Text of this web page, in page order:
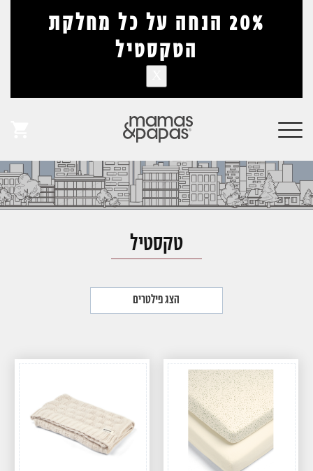
20% הנחה על כל מחלקת
הטקסטיל
חלונית
עגלה
אין מוצרים בעגלה
Online Store
טקסטיל
הצג פילטרים